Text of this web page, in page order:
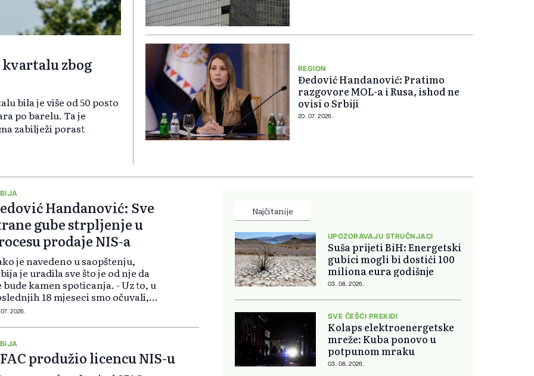
kvartalu zbog
bila je više od 50 posto
po barelu. Ta je
zabilježi porast
REGION
Đedović Handanović: Pratimo
razgovore MOL-a i Rusa, ishod ne
ovisi o Srbiji
20. 07. 2026.
Handanović: Sve
gube strpljenje u
prodaje NIS-a
je navedeno u saopštenju,
je uradila sve što je od nje da
bude kamen spoticanja. - Uz to, u
18 mjeseci smo očuvali,
naše odnose i sa
a to nije nimalo lako u
2026.
produžio licencu NIS-u
Najčitanije
UPOZORAVAJU STRUČNJACI
Suša prijeti BiH: Energetski
gubici mogli bi dostići 100
miliona eura godišnje
03. 08. 2026.
SVE ČEŠĆI PREKIDI
Kolaps elektroenergetske
mreže: Kuba ponovo u
potpunom mraku
03. 08. 2026.